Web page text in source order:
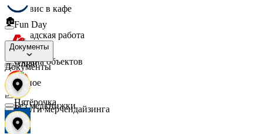
Сервис в кафе
🏚️
Складская работа
🛡️
Охрана объектов
🔎
Разное
📈
Услуги мерчендайзинга
Fun Day
Ашан
Пятёрочка
Документы
Документы
Без медкнижки